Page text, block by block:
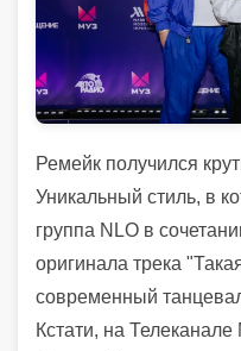
Ремейк получился
Уникальный стиль, в
группа NLO в
оригинала трека
современный
Кстати, на